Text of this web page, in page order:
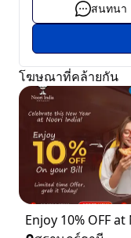
สนทนา
โฆษณาที่คล้ายกัน